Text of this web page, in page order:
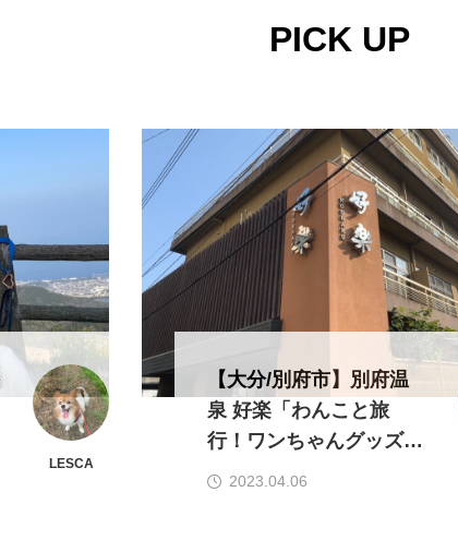
PICK UP
LESCA
【大分/別府市】別府温
泉 好楽「わんこと旅
行！ワンちゃんグッズ無
料貸し出しOKで忘れ物
2023.04.06